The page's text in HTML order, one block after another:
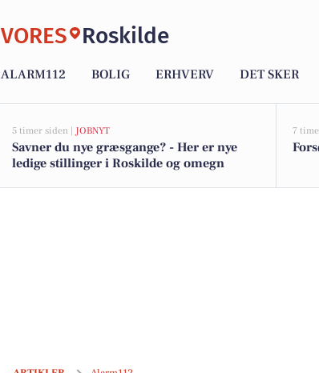
VORES Roskilde
ALARM112 BOLIG ERHVERV DET SKER
5 timer siden | JOBNYT
Savner du nye græsgange? - Her er nye
ledige stillinger i Roskilde og omegn
7